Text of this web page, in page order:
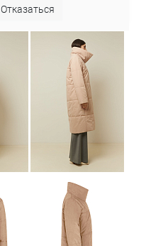
Отказаться